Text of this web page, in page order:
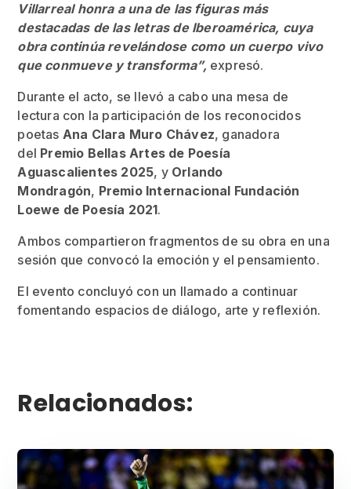
Villarreal honra a una de las figuras más
destacadas de las letras de Iberoamérica, cuya
obra continúa revelándose como un cuerpo vivo
que conmueve y transforma”, expresó.
Durante el acto, se llevó a cabo una mesa de
lectura con la participación de los reconocidos
poetas Ana Clara Muro Chávez, ganadora
del Premio Bellas Artes de Poesía
Aguascalientes 2025, y Orlando
Mondragón, Premio Internacional Fundación
Loewe de Poesía 2021.
Ambos compartieron fragmentos de su obra en una
sesión que convocó la emoción y el pensamiento.
El evento concluyó con un llamado a continuar
fomentando espacios de diálogo, arte y reflexión.
Relacionados: